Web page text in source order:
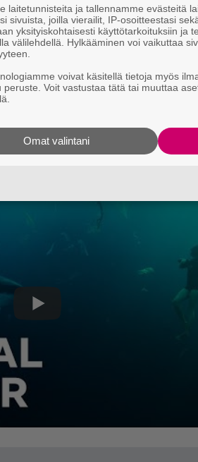
laitetunnisteita ja tallennamme evästeitä
sivuista, joilla vierailit, IP-osoitteestasi
yksityiskohtaisesti käyttötarkoituksiin ja
välilehdellä. Hylkääminen voi vaikuttaa
voivat käsitellä tietoja myös
peruste. Voit vastustaa tätä tai muuttaa
Omat valintani